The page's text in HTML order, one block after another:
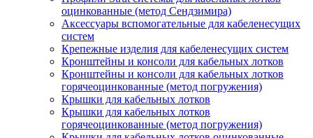
оцинкованные (метод Сендзимира)
Аксессуары вспомогательные для кабеленесущих
систем
Крепежные изделия для кабеленесущих систем
Кронштейны и консоли для кабельных лотков
Кронштейны и консоли для кабельных лотков
горячеоцинкованные (метод погружения)
Крышки для кабельных лотков
Крышки для кабельных лотков
горячеоцинкованные (метод погружения)